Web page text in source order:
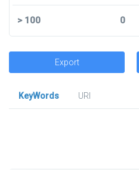
>100 0
Export
KeyWords
URl